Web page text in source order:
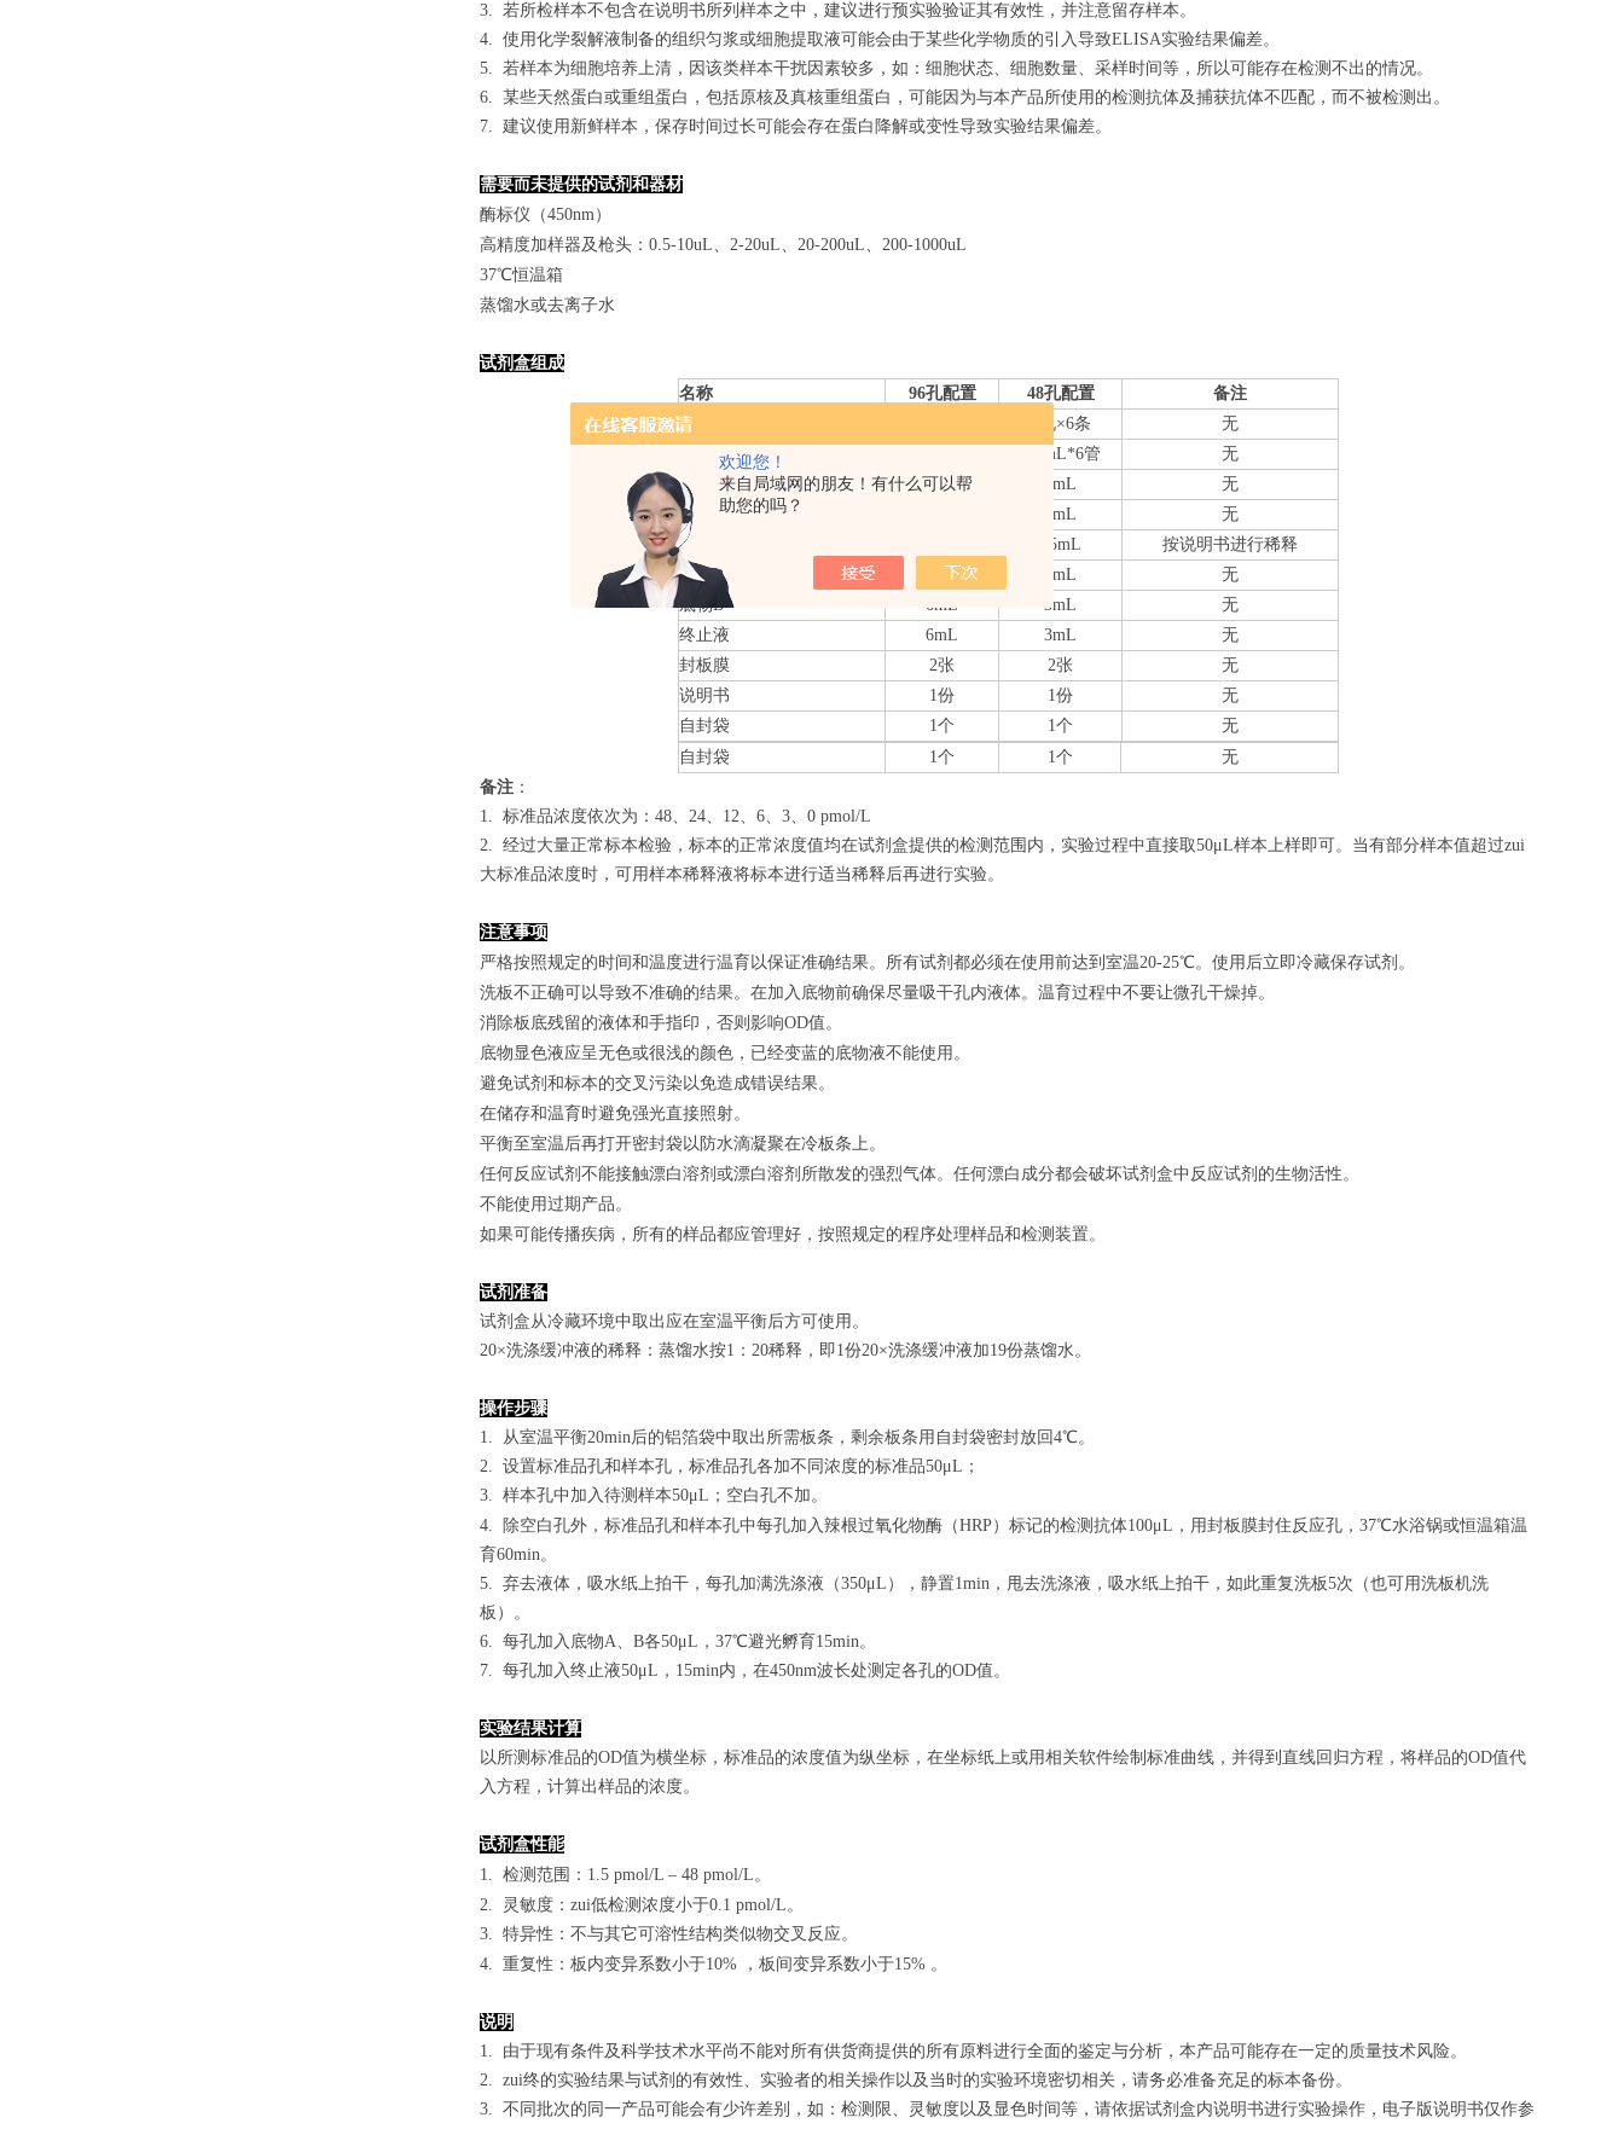
欢迎您！
来自局域网的朋友！有什么可以帮
助您的吗？
3. 若所检样本不包含在说明书所列样本之中，建议进行预实验验证其有效性，并注意留存样本。
4. 使用化学裂解液制备的组织匀浆或细胞提取液可能会由于某些化学物质的引入导致ELISA实验结果偏差。
5. 若样本为细胞培养上清，因该类样本干扰因素较多，如：细胞状态、细胞数量、采样时间等，所以可能存在检测不出的情况。
6. 某些天然蛋白或重组蛋白，包括原核及真核重组蛋白，可能因为与本产品所使用的检测抗体及捕获抗体不匹配，而不被检测出。
7. 建议使用新鲜样本，保存时间过长可能会存在蛋白降解或变性导致实验结果偏差。
需要而未提供的试剂和器材
酶标仪（450nm）
高精度加样器及枪头：0.5-10uL、2-20uL、20-200uL、200-1000uL
37℃恒温箱
蒸馏水或去离子水
试剂盒组成
名称
96孔配置 48孔配置
备注
微孔酶标板
孔×6条
无
标准品
mL*6管
无
样本稀释液
6mL 3mL
无
检测抗体-HRP
5mL
无
20×洗涤缓冲液
15mL
按说明书进行稀释
底物A
6mL 3mL
无
底物B
6mL 3mL
无
终止液
6mL 3mL
无
封板膜
2张 2张
无
说明书
1份 1份
无
自封袋
1个 1个
无
自封袋
1个 1个
无
备注 ：
1. 标准品浓度依次为：48、24、12、6、3、0 pmol/L
2. 经过大量正常标本检验，标本的正常浓度值均在试剂盒提供的检测范围内，实验过程中直接取50μL样本上样即可。当有部分样本值超过zui
大标准品浓度时，可用样本稀释液将标本进行适当稀释后再进行实验。
注意事项
严格按照规定的时间和温度进行温育以保证准确结果。所有试剂都必须在使用前达到室温20-25℃。使用后立即冷藏保存试剂。
洗板不正确可以导致不准确的结果。在加入底物前确保尽量吸干孔内液体。温育过程中不要让微孔干燥掉。
消除板底残留的液体和手指印，否则影响OD值。
底物显色液应呈无色或很浅的颜色，已经变蓝的底物液不能使用。
避免试剂和标本的交叉污染以免造成错误结果。
在储存和温育时避免强光直接照射。
平衡至室温后再打开密封袋以防水滴凝聚在冷板条上。
任何反应试剂不能接触漂白溶剂或漂白溶剂所散发的强烈气体。任何漂白成分都会破坏试剂盒中反应试剂的生物活性。
不能使用过期产品。
如果可能传播疾病，所有的样品都应管理好，按照规定的程序处理样品和检测装置。
试剂准备
试剂盒从冷藏环境中取出应在室温平衡后方可使用。
20×洗涤缓冲液的稀释：蒸馏水按1：20稀释，即1份20×洗涤缓冲液加19份蒸馏水。
操作步骤
1. 从室温平衡20min后的铝箔袋中取出所需板条，剩余板条用自封袋密封放回4℃。
2. 设置标准品孔和样本孔，标准品孔各加不同浓度的标准品50μL；
3. 样本孔中 加 入待测样本50μL；空白孔不加。
4.
除空白孔外，标准品孔和样本孔中每孔加入辣根过氧化物酶（HRP）标记的检测抗体100μL，用封板膜封住反应孔，37℃水浴锅或恒温箱温
育60min。
5. 弃去液体，吸水纸上拍干，每孔加满洗涤液 （350μL ）
，静置1min，甩去洗涤液，吸水纸上拍干，如此重复洗板5次（也可用洗板机洗
板）。
6. 每孔加入底物A、B各50μL，37℃避光孵育15min。
7. 每孔加入终止液50μL，15min内，在450nm波长处测定各孔的OD值。
实验结果计算
以所测标准品的OD值为横坐标， 标准品的浓度值为纵坐标，在坐标纸上或用相关软件绘制 标准曲线 ，并得到 直线回归方程 ， 将样品的OD值代
入方程，计算出样品的浓度。
试剂盒性能
1. 检测范围 ： 1.5 pmol/L – 48 pmol/L。
2. 灵敏度：zui低检测浓度小于0.1 pmol/L。
3. 特异性：不与其它可溶性结构类似物交叉反应。
4. 重复性：板内变异系数小于10% ， 板间变异系数小于15% 。
说明
1. 由于现有条件及科学技术水平尚不能对所有供货商提供的所有原料进行全面的鉴定与分析，本产品可能存在一定的质量技术风险。
2. zui终的实验结果与试剂的有效性、实验者的相关操作以及当时的实验环境密切相关，请务必准备充足的标本备份。
3. 不同批次的同一产品可能会有少许差别，如：检测限、灵敏度以及显色时间等，请依据试剂盒内说明书进行实验操作，电子版说明书仅作参